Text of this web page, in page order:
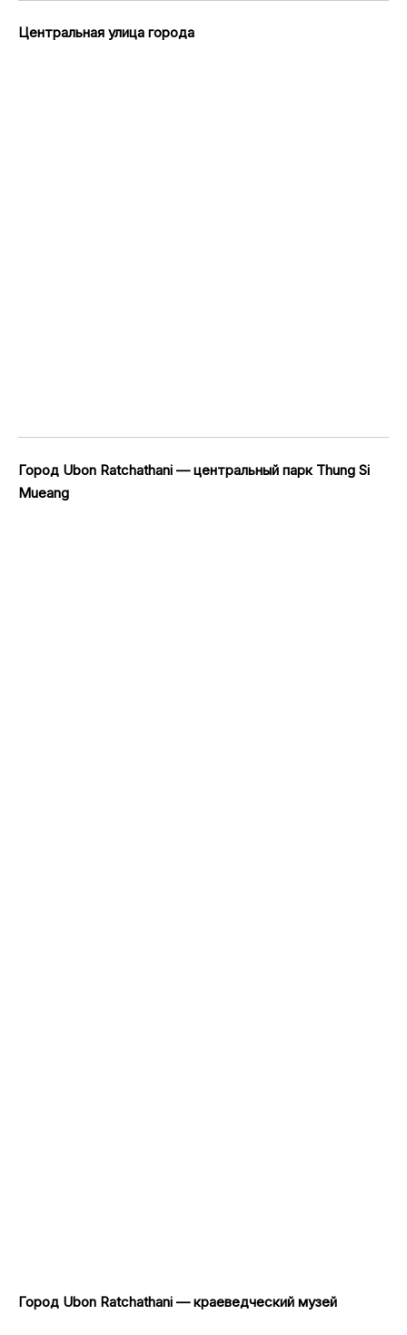
Центральная улица города
Город Ubon Ratchathani — центральный парк Thung Si
Mueang
Город Ubon Ratchathani — краеведческий музей